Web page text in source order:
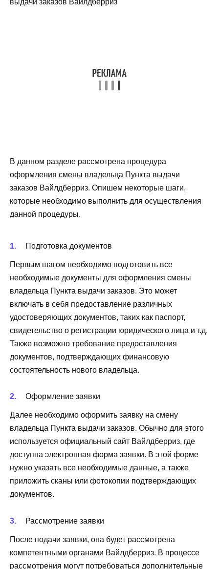
В данном разделе рассмотрена процедура
оформления смены владельца Пункта выдачи
заказов Вайлдберриз. Опишем некоторые шаги,
которые необходимо выполнить для осуществления
данной процедуры.
Подготовка документов
Первым шагом необходимо подготовить все
необходимые документы для оформления смены
владельца Пункта выдачи заказов. Это может
включать в себя предоставление различных
удостоверяющих документов, таких как паспорт,
свидетельство о регистрации юридического лица и т.д.
Также возможно требование предоставления
документов, подтверждающих финансовую
состоятельность нового владельца.
Оформление заявки
Далее необходимо оформить заявку на смену
владельца Пункта выдачи заказов. Обычно для этого
используется официальный сайт Вайлдберриз, где
доступна электронная форма заявки. В этой форме
нужно указать все необходимые данные, а также
приложить сканы или фотокопии подтверждающих
документов.
Рассмотрение заявки
После подачи заявки, она будет рассмотрена
компетентными органами Вайлдберриз. В процессе
рассмотрения могут потребоваться дополнительные